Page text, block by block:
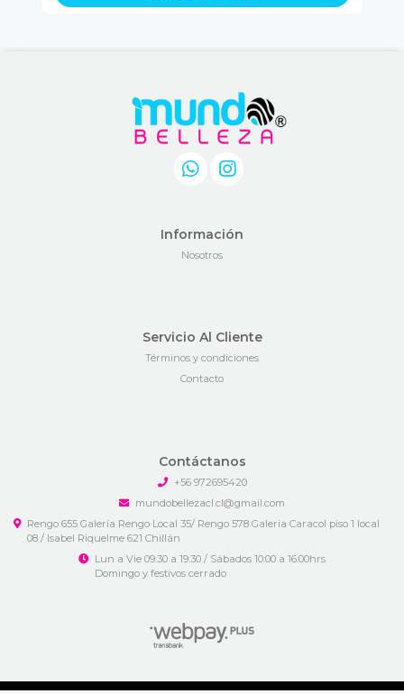
Información
Nosotros
Servicio Al Cliente
Términos y condiciones
Contacto
Contáctanos
+56 972695420
mundobellezacl.cl@gmail.com
Rengo 655 Galería Rengo Local 35/ Rengo 578 Galeria Caracol piso 1 local
08 / Isabel Riquelme 621 Chillán
Lun a Vie 09:30 a 19:30 / Sábados 10:00 a 16:00hrs
Domingo y festivos cerrado